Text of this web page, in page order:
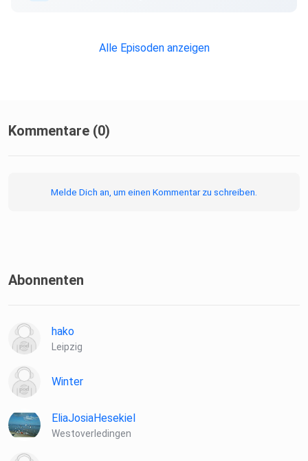
Alle Episoden anzeigen
Kommentare (0)
Melde Dich an, um einen Kommentar zu schreiben.
Abonnenten
hako
Leipzig
Winter
EliaJosiaHesekiel
Westoverledingen